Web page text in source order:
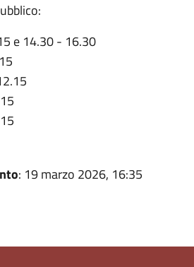
e 14.30 - 16.30
: 19 marzo 2026, 16:35